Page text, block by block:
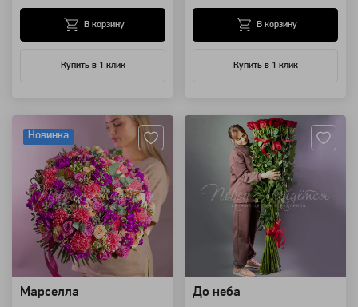
Купить в 1 клик
В корзину
Купить в 1 клик
В корзину
Новинка
Марселла До неба